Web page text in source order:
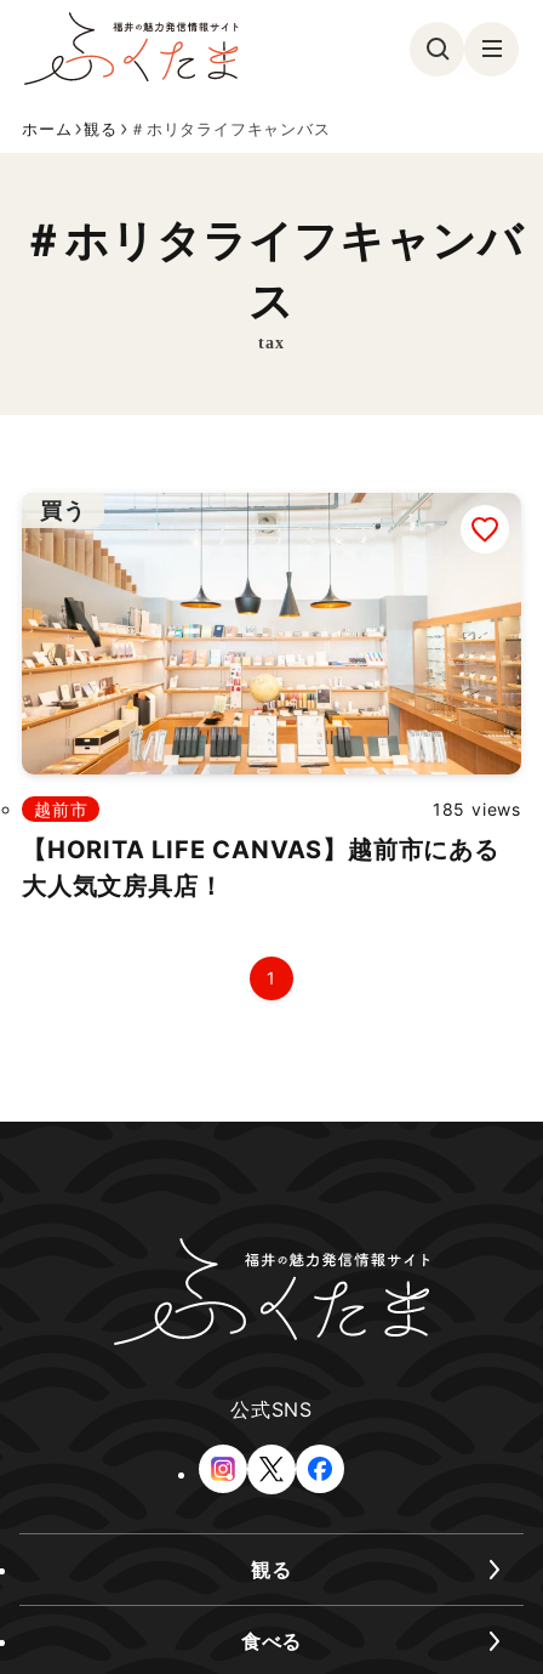
遊ぶ
ふくたまとは メンバー紹介 お問い合わせ
掲載依頼 プライバシーポリシー
Japanese
©2026 ふくたま｜福井のグルメ・観光地の魅力発信情報サイト
Powered by TOROSSA.
ホーム 観る ＃ホリタライフキャンバス
＃ホリタライフキャンバ
ス
tax
越前市 185 views
【HORITA LIFE CANVAS】越前市にある
大人気文房具店！
買う
1
公式SNS
観る
食べる